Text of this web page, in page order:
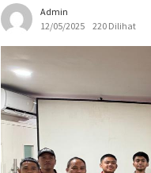
Admin
12/05/2025
220 Dilihat